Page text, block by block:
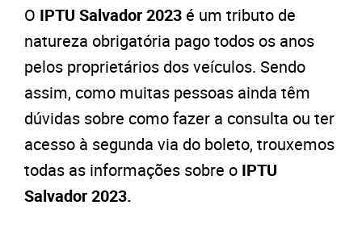
O IPTU Salvador 2023 é um tributo de
natureza obrigatória pago todos os anos
pelos proprietários dos veículos. Sendo
assim, como muitas pessoas ainda têm
dúvidas sobre como fazer a consulta ou ter
acesso à segunda via do boleto, trouxemos
todas as informações sobre o IPTU
Salvador 2023.